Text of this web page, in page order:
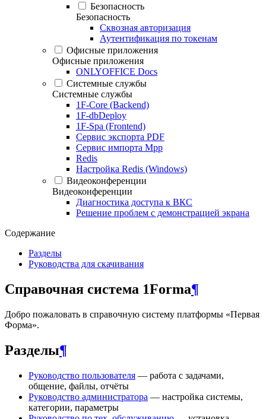
Безопасность
Безопасность
Сквозная авторизация
Аутентификация по токенам
Офисные приложения
Офисные приложения
ONLYOFFICE Docs
Системные службы
Системные службы
1F-Core (Backend)
1F-dbDeploy
1F-Spa (Frontend)
Сервис экспорта PDF
Сервис импорта Mpp
Redis
Настройка Redis (Windows)
Видеоконференции
Видеоконференции
Диагностика доступа к ВКС
Решение проблем с демонстрацией экрана
Содержание
Разделы
Руководства для скачивания
Справочная система 1Forma¶
Добро пожаловать в справочную систему платформы «Первая
Форма».
Разделы¶
Руководство пользователя — работа с задачами,
общение, файлы, отчёты
Руководство администратора — настройка системы,
категории, параметры